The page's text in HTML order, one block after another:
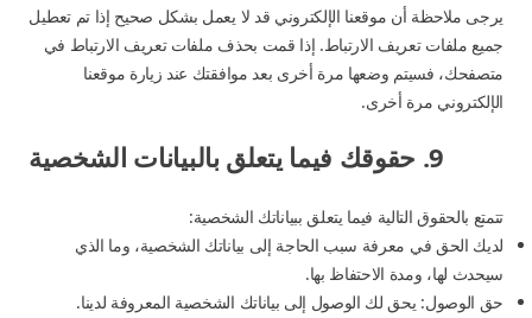
يرجى ملاحظة أن موقعنا الإلكتروني قد لا يعمل بشكل صحيح إذا تم تعطيل
جميع ملفات تعريف الارتباط. إذا قمت بحذف ملفات تعريف الارتباط في
متصفحك، فسيتم وضعها مرة أخرى بعد موافقتك عند زيارة موقعنا
الإلكتروني مرة أخرى.
9. حقوقك فيما يتعلق بالبيانات الشخصية
تتمتع بالحقوق التالية فيما يتعلق ببياناتك الشخصية:
لديك الحق في معرفة سبب الحاجة إلى بياناتك الشخصية، وما الذي
سيحدث لها، ومدة الاحتفاظ بها.
حق الوصول: يحق لك الوصول إلى بياناتك الشخصية المعروفة لدينا.